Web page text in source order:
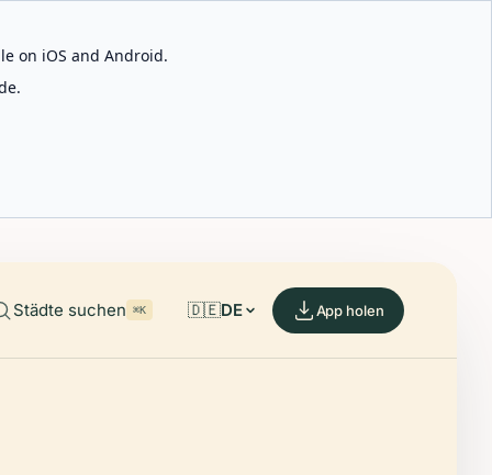
on iOS and Android.
Städte suchen ⌘K 🇩🇪DE App holen